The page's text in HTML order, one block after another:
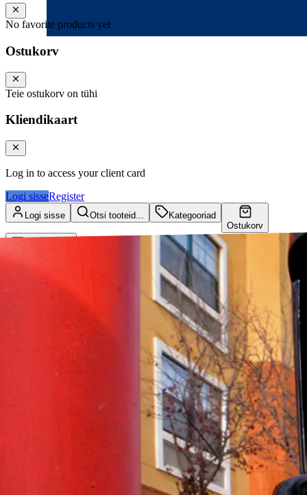
No favorite products yet
Ostukorv
Teie ostukorv on tühi
Kliendikaart
Log in to access your client card
Logi sisseRegister
Logi sisse Otsi tooteid...
Kategooriad
Ostukorv